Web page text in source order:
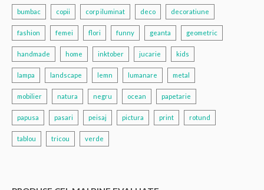
bumbac copii corp iluminat deco decoratiune
fashion femei flori funny geanta geometric
handmade home inktober jucarie kids
lampa landscape lemn lumanare metal
mobilier natura negru ocean papetarie
papusa pasari peisaj pictura print rotund
tablou tricou verde